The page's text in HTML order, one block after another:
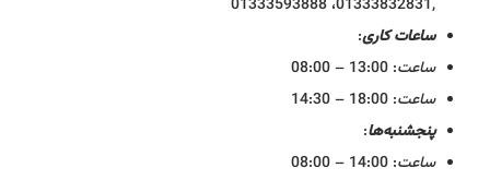
ساعات کاری:
ساعت: 13:00 – 08:00
ساعت: 18:00 – 14:30
پنجشنبه‌ها:
ساعت: 14:00 – 08:00